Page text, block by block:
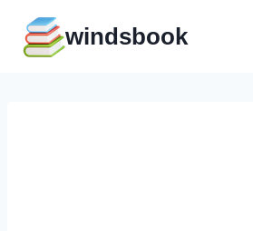
содержимому
windsbook